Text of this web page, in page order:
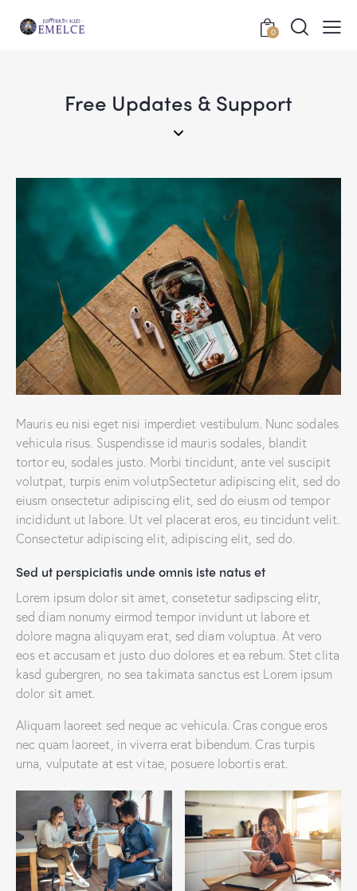
0
Free Updates & Support
Mauris eu nisi eget nisi imperdiet vestibulum. Nunc sodales
vehicula risus. Suspendisse id mauris sodales, blandit
tortor eu, sodales justo. Morbi tincidunt, ante vel suscipit
volutpat, turpis enim volutpSectetur adipiscing elit, sed do
eiusm onsectetur adipiscing elit, sed do eiusm od tempor
incididunt ut labore. Ut vel placerat eros, eu tincidunt velit.
Consectetur adipiscing elit, adipiscing elit, sed do.
Sed ut perspiciatis unde omnis iste natus et
Lorem ipsum dolor sit amet, consetetur sadipscing elitr,
sed diam nonumy eirmod tempor invidunt ut labore et
dolore magna aliquyam erat, sed diam voluptua. At vero
eos et accusam et justo duo dolores et ea rebum. Stet clita
kasd gubergren, no sea takimata sanctus est Lorem ipsum
dolor sit amet.
Aliquam laoreet sed neque ac vehicula. Cras congue eros
nec quam laoreet, in viverra erat bibendum. Cras turpis
urna, vulputate at est vitae, posuere lobortis erat.